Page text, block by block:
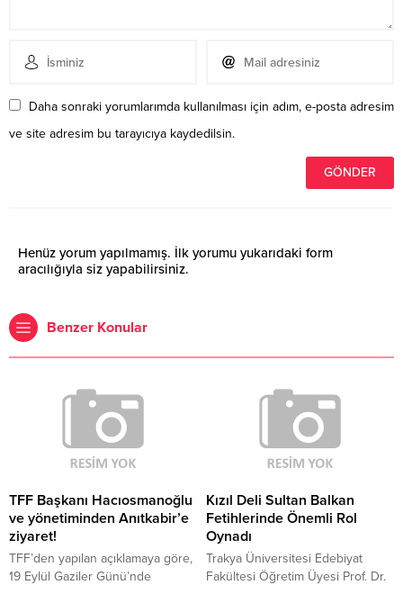
Daha sonraki yorumlarımda kullanılması için adım, e-posta adresim
ve site adresim bu tarayıcıya kaydedilsin.
Henüz yorum yapılmamış. İlk yorumu yukarıdaki form
aracılığıyla siz yapabilirsiniz.
Benzer Konular
TFF Başkanı Hacıosmanoğlu
ve yönetiminden Anıtkabir’e
ziyaret!
TFF’den yapılan açıklamaya göre,
19 Eylül Gaziler Günü’nde
Kızıl Deli Sultan Balkan
Fetihlerinde Önemli Rol
Oynadı
Trakya Üniversitesi Edebiyat
Fakültesi Öğretim Üyesi Prof. Dr.